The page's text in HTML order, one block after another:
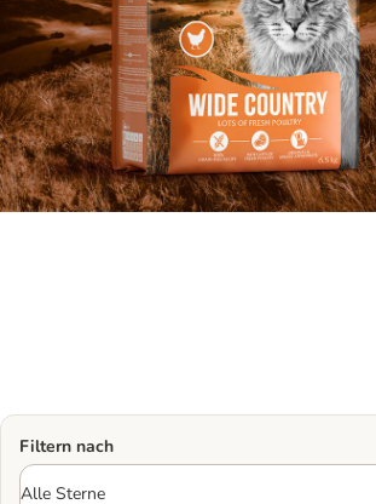
Filtern nach